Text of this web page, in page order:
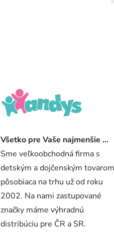
Všetko pre Vaše najmenšie ...
Sme veľkoobchodná firma s
detským a dojčenským tovarom
pôsobiaca na trhu už od roku
2002. Na nami zastupované
značky máme výhradnú
distribúciu pre ČR a SR.